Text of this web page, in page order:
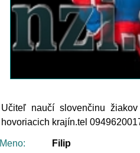
Učiteľ naučí slovenčinu
hovoriacich krajín.tel
Meno:
Filip